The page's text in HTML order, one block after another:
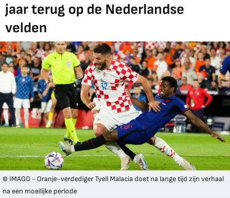
jaar terug op de Nederlandse
velden
© IMAGO - Oranje-verdediger Tyell Malacia doet na lange tijd zijn verhaal
na een moeilijke periode